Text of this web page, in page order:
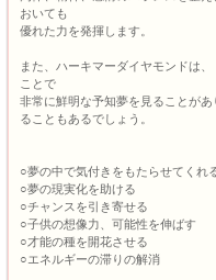
おいても
優れた力を発揮します。
また、ハーキマーダイヤモンドは
ことで
非常に鮮明な予知夢を見ることが
ることもあるでしょう。
○夢の中で気付きをもたらせてくれ
○夢の現実化を助ける
○チャンスを引き寄せる
○子供の想像力、可能性を伸ばす
○才能の種を開花させる
○エネルギーの滞りの解消